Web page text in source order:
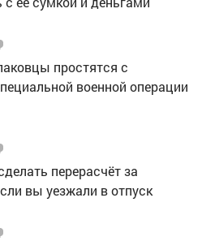
простятся с
военной операции
перерасчёт за
вы уезжали в отпуск